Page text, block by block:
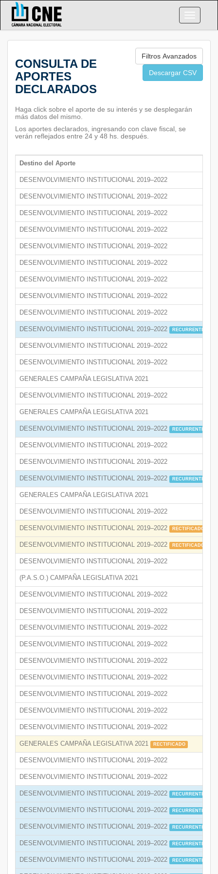
CONSULTA DE
APORTES
DECLARADOS
Filtros Avanzados
Descargar CSV
Haga click sobre el aporte de su interés y se desplegarán
más datos del mismo.
Los aportes declarados, ingresando con clave fiscal, se
verán reflejados entre 24 y 48 hs. después.
Destino del Aporte
DESENVOLVIMIENTO INSTITUCIONAL 2019–2022
DESENVOLVIMIENTO INSTITUCIONAL 2019–2022
DESENVOLVIMIENTO INSTITUCIONAL 2019–2022
DESENVOLVIMIENTO INSTITUCIONAL 2019–2022
DESENVOLVIMIENTO INSTITUCIONAL 2019–2022
DESENVOLVIMIENTO INSTITUCIONAL 2019–2022
DESENVOLVIMIENTO INSTITUCIONAL 2019–2022
DESENVOLVIMIENTO INSTITUCIONAL 2019–2022
DESENVOLVIMIENTO INSTITUCIONAL 2019–2022
DESENVOLVIMIENTO INSTITUCIONAL 2019–2022 RECURRENTE
DESENVOLVIMIENTO INSTITUCIONAL 2019–2022
DESENVOLVIMIENTO INSTITUCIONAL 2019–2022
GENERALES CAMPAÑA LEGISLATIVA 2021
DESENVOLVIMIENTO INSTITUCIONAL 2019–2022
GENERALES CAMPAÑA LEGISLATIVA 2021
DESENVOLVIMIENTO INSTITUCIONAL 2019–2022 RECURRENTE
DESENVOLVIMIENTO INSTITUCIONAL 2019–2022
DESENVOLVIMIENTO INSTITUCIONAL 2019–2022
DESENVOLVIMIENTO INSTITUCIONAL 2019–2022 RECURRENTE
GENERALES CAMPAÑA LEGISLATIVA 2021
DESENVOLVIMIENTO INSTITUCIONAL 2019–2022
DESENVOLVIMIENTO INSTITUCIONAL 2019–2022 RECTIFICADO
DESENVOLVIMIENTO INSTITUCIONAL 2019–2022 RECTIFICADO
DESENVOLVIMIENTO INSTITUCIONAL 2019–2022
(P.A.S.O.) CAMPAÑA LEGISLATIVA 2021
DESENVOLVIMIENTO INSTITUCIONAL 2019–2022
DESENVOLVIMIENTO INSTITUCIONAL 2019–2022
DESENVOLVIMIENTO INSTITUCIONAL 2019–2022
DESENVOLVIMIENTO INSTITUCIONAL 2019–2022
DESENVOLVIMIENTO INSTITUCIONAL 2019–2022
DESENVOLVIMIENTO INSTITUCIONAL 2019–2022
DESENVOLVIMIENTO INSTITUCIONAL 2019–2022
DESENVOLVIMIENTO INSTITUCIONAL 2019–2022
DESENVOLVIMIENTO INSTITUCIONAL 2019–2022
GENERALES CAMPAÑA LEGISLATIVA 2021 RECTIFICADO
DESENVOLVIMIENTO INSTITUCIONAL 2019–2022
DESENVOLVIMIENTO INSTITUCIONAL 2019–2022
DESENVOLVIMIENTO INSTITUCIONAL 2019–2022 RECURRENTE
DESENVOLVIMIENTO INSTITUCIONAL 2019–2022 RECURRENTE
DESENVOLVIMIENTO INSTITUCIONAL 2019–2022 RECURRENTE
DESENVOLVIMIENTO INSTITUCIONAL 2019–2022 RECURRENTE
DESENVOLVIMIENTO INSTITUCIONAL 2019–2022 RECURRENTE